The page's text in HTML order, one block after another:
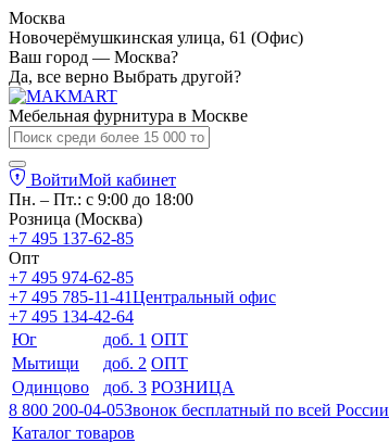
Москва
Новочерёмушкинская улица, 61 (Офис)
Ваш город — Москва?
Да, все верно Выбрать другой?
Мебельная фурнитура в Москве
ВойтиМой кабинет
Пн. – Пт.: с 9:00 до 18:00
Розница (Москва)
+7 495 137-62-85
Опт
+7 495 974-62-85
+7 495 785-11-41Центральный офис
+7 495 134-42-64
Юг
доб. 1 ОПТ
Мытищи
доб. 2 ОПТ
Одинцово
доб. 3 РОЗНИЦА
8 800 200-04-05Звонок бесплатный по всей России
Каталог товаров